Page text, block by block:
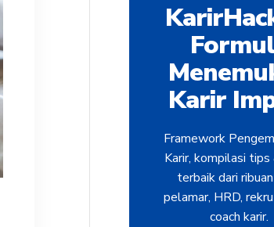
Karir
Framework
Karir, kompilasi tips
terbaik dari
pelamar, HRD,
coach karir.